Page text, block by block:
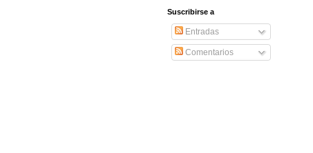
Suscribirse a
Entradas
Comentarios